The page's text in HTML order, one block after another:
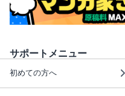
サポートメニュー
初めての方へ